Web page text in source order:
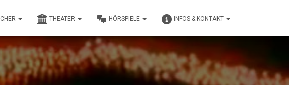
THEATER HÖRSPIELE INFOS & KONTAKT